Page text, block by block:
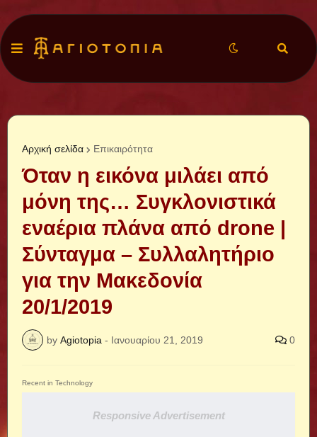
Αρχική σελίδα Επικαιρότητα
Όταν η εικόνα μιλάει από
μόνη της… Συγκλονιστικά
εναέρια πλάνα από drone |
Σύνταγμα – Συλλαλητήριο
για την Μακεδονία
20/1/2019
by Agiotopia - Ιανουαρίου 21, 2019 0
Recent in Technology
Responsive Advertisement